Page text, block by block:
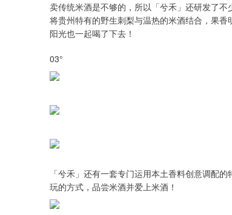
卖传统米酒是不够的，所以「兮禾」还研发了不
将贵州特有的野生刺梨与温热的米酒结合，果
阳光也一起喝了下去！
03°
「兮禾」还有一套专门运用本土香料创意调配
玩的方式，品尝米酒并爱上米酒！